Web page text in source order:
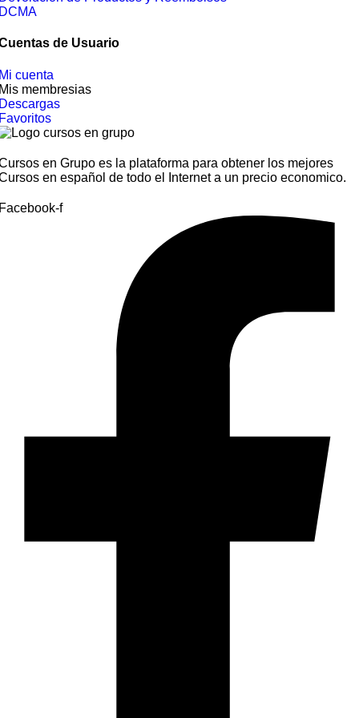
de Usuario
cuenta
membresias
en Grupo es la plataforma para obtener los mejores
en español de todo el Internet a un precio economico.
f